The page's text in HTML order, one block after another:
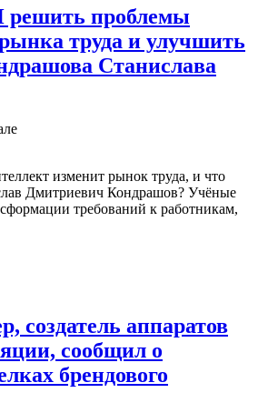
проблемы
труда и улучшить
Станислава
изменит рынок труда, и что
Дмитриевич Кондрашов? Учёные
требований к работникам,
создатель аппаратов
сообщил о
брендового